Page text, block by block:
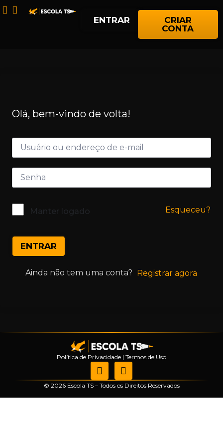
ENTRAR
CRIAR
CONTA
Olá, bem-vindo de volta!
Manter logado Esqueceu?
ENTRAR
Ainda não tem uma conta? Registrar agora
Política de Privacidade | Termos de Uso
© 2026 Escola TS – Todos os Direitos Reservados